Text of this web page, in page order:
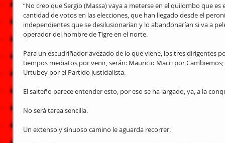
“No creo que Sergio (Massa) vaya a meterse en el quilombo que
cantidad de votos en las elecciones, que han llegado desde el
independientes que se desilusionarían y lo abandonarían si va a
operador del hombre de Tigre en el norte.
Para un escudriñador avezado de lo que viene, los tres dirigentes
tiempos mediatos por venir, serán: Mauricio Macri por
Urtubey por el Partido Justicialista.
El salteño parece entender esto, por eso se ha largado, ya, a la
No será tarea sencilla.
Un extenso y sinuoso camino le aguarda recorrer.